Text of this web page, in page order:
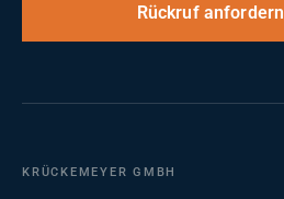
Rückruf anfordern
KRÜCKEMEYER GMBH